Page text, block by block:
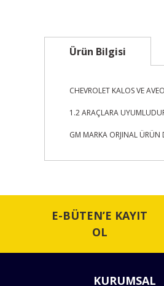
Ürün Bilgisi
CHEVROLET KALOS VE
1.2 ARAÇLARA
GM MARKA ORJINAL ÜRÜN
Görüş ve önerileriniz
Ürün resmi kalitesiz,
Ürün fiyatı diğer
E-BÜTEN’E KAYIT
OL
KURUMSAL